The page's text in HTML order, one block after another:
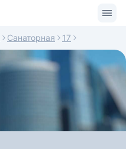
Санаторная 17